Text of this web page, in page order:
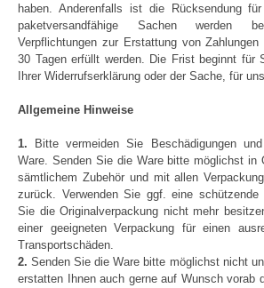
haben. Anderenfalls ist die Rücksendung
paketversandfähige Sachen werden
Verpflichtungen zur Erstattung von
30 Tagen erfüllt werden. Die Frist beginnt für
Ihrer Widerrufserklärung oder der Sache, für
Allgemeine Hinweise
1.
Bitte vermeiden Sie Beschädigungen
Ware. Senden Sie die Ware bitte möglichst in
sämtlichem Zubehör und mit allen
zurück. Verwenden Sie ggf. eine schützende
Sie die Originalverpackung nicht mehr
einer geeigneten Verpackung für einen
Transportschäden.
2.Senden Sie die Ware bitte möglichst nicht
erstatten Ihnen auch gerne auf Wunsch vorab